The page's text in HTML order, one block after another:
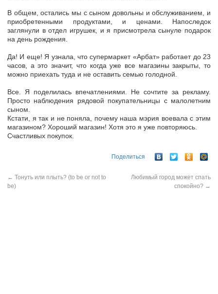
В общем, остались мы с сыном довольны и обслуживанием, и
приобретенными продуктами, и ценами. Напоследок
заглянули в отдел игрушек, и я присмотрела сынуле подарок
на день рождения.
Да! И еще! Я узнала, что супермаркет «Арбат» работает до 23
часов, а это значит, что когда уже все магазины закрыты, то
можно приехать туда и не оставить семью голодной.
Все. Я поделилась впечатлениями. Не сочтите за рекламу.
Просто наблюдения рядовой покупательницы с малолетним
сыном.
Кстати, я так и не поняла, почему наша мэрия воевала с этим
магазином? Хороший магазин! Хотя это я уже повторяюсь.
Счастливых покупок.
Поделиться
← Тонуть или плыть? (to be or not to
be)
Любимый город может спать
спокойно? →